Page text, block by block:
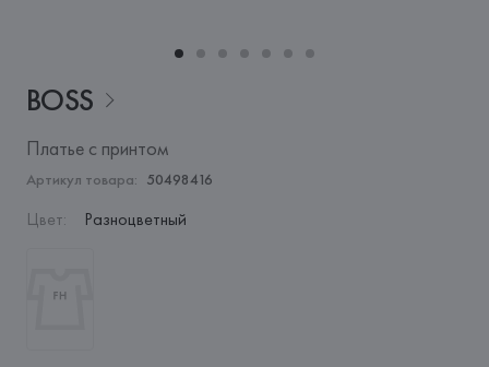
BOSS
Платье с принтом
Артикул товара: 50498416
Цвет: Разноцветный